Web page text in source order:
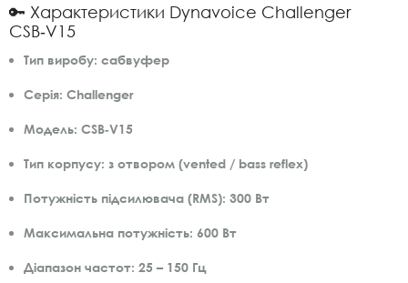
🔑 Характеристики Dynavoice Challenger
CSB‑V15
Тип виробу: сабвуфер
Серія: Challenger
Модель: CSB‑V15
Тип корпусу: з отвором (vented / bass reflex)
Потужність підсилювача (RMS): 300 Вт
Максимальна потужність: 600 Вт
Діапазон частот: 25 – 150 Гц